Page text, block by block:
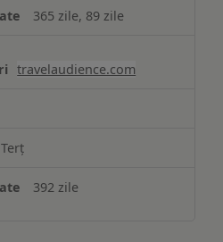
365 zile, 89 zile
travelaudience.com
Terț
392 zile